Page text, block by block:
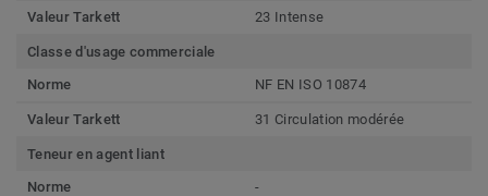
Valeur Tarkett 23 Intense
Classe d'usage commerciale
Norme
NF EN ISO 10874
Valeur Tarkett 31 Circulation modérée
Teneur en agent liant
Norme
-